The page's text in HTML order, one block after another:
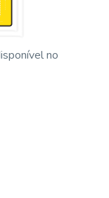
no